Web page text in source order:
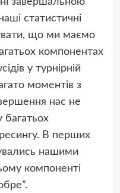
статистичні
що ми маємо
компонентах
у турнірній
моментів з
нас не
В перших
нашими
компоненті